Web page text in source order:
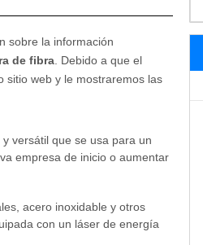
sobre la información
de fibra . Debido a que el
sitio web y le mostraremos las
versátil que se usa para un
empresa de inicio o aumentar
acero inoxidable y otros
con un láser de energía